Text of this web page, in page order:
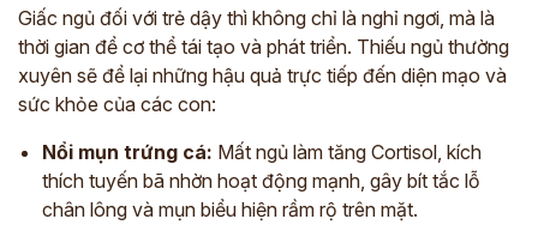
Giấc ngủ đối với trẻ dậy thì không chỉ là nghỉ ngơi, mà là
thời gian để cơ thể tái tạo và phát triển. Thiếu ngủ thường
xuyên sẽ để lại những hậu quả trực tiếp đến diện mạo và
sức khỏe của các con:
Nổi mụn trứng cá: Mất ngủ làm tăng Cortisol, kích
thích tuyến bã nhờn hoạt động mạnh, gây bít tắc lỗ
chân lông và mụn biểu hiện rầm rộ trên mặt.